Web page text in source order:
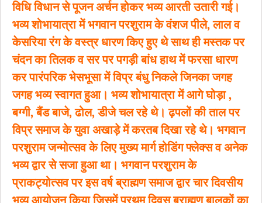
विधि विधान से पूजन अर्चन होकर भव्य आरती उतारी गई।
भव्य शोभायात्रा में भगवान परशुराम के वंशज पीले, लाल व
केसरिया रंग के वस्त्र धारण किए हुए थे साथ ही मस्तक पर
चंदन का तिलक व सर पर पगड़ी बांध हाथ में फरसा धारण
कर पारंपरिक भेसभूसा में विप्र बंधु निकले जिनका जगह
जगह भव्य स्वागत हुआ। भव्य शोभायात्रा में आगे घोड़ा ,
बग्गी, बैंड बाजे, ढोल, डीजे चल रहे थे। ढ़पलों की ताल पर
विप्र समाज के युवा अखाड़े में करतब दिखा रहे थे। भगवान
परशुराम जन्मोत्सव के लिए मुख्य मार्ग होडिंग फ्लेक्स व अनेक
भव्य द्वार से सजा हुआ था। भगवान परशुराम के
प्राकट्योत्सव पर इस वर्ष ब्राह्मण समाज द्वार चार दिवसीय